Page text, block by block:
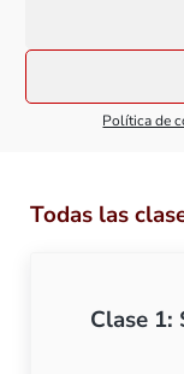
Política de
Todas las
Clase 1: